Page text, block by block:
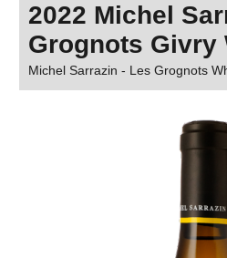
2022 Michel
Grognots Givry
Michel Sarrazin - Les Grognots